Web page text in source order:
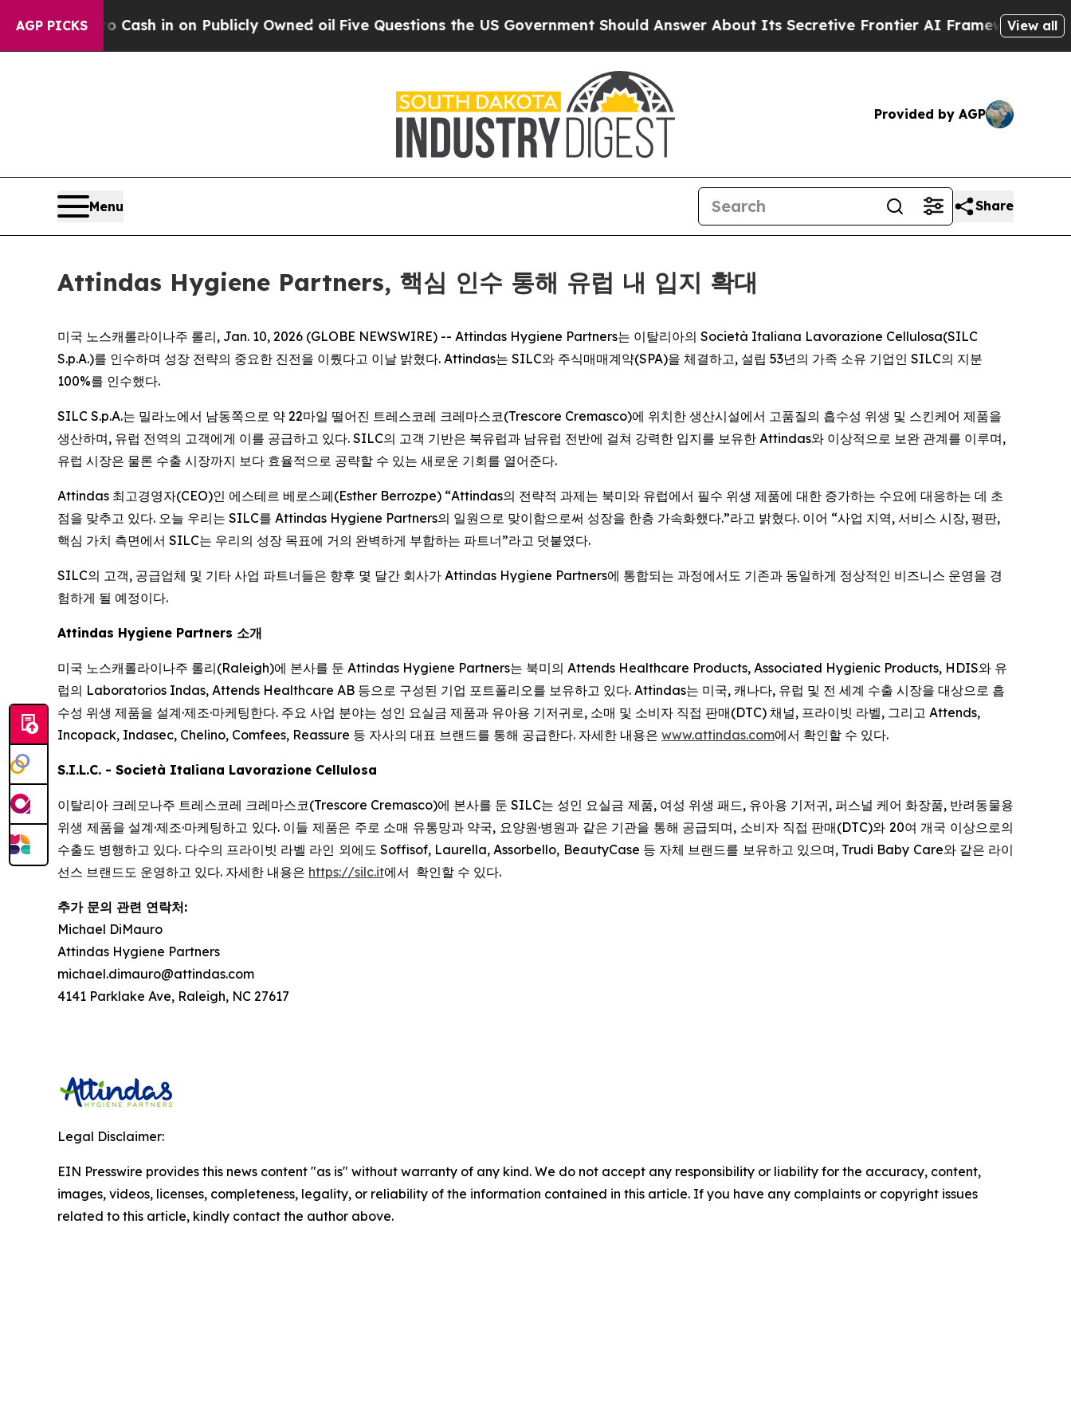
AGP PICKS
to Cash in on Publicly Owned oilFive Questions the US Government Should Answer About Its Secretive Frontier AI FrameworkTheView all
Provided by AGP
Menu Share
Attindas Hygiene Partners, 핵심 인수 통해 유럽 내 입지 확대
미국 노스캐롤라이나주 롤리, Jan. 10, 2026 (GLOBE NEWSWIRE) -- Attindas Hygiene Partners는 이탈리아의 Società Italiana Lavorazione Cellulosa(SILC
S.p.A.)를 인수하며 성장 전략의 중요한 진전을 이뤘다고 이날 밝혔다. Attindas는 SILC와 주식매매계약(SPA)을 체결하고, 설립 53년의 가족 소유 기업인 SILC의 지분
100%를 인수했다.
SILC S.p.A.는 밀라노에서 남동쪽으로 약 22마일 떨어진 트레스코레 크레마스코(Trescore Cremasco)에 위치한 생산시설에서 고품질의 흡수성 위생 및 스킨케어 제품을
생산하며, 유럽 전역의 고객에게 이를 공급하고 있다. SILC의 고객 기반은 북유럽과 남유럽 전반에 걸쳐 강력한 입지를 보유한 Attindas와 이상적으로 보완 관계를 이루며,
유럽 시장은 물론 수출 시장까지 보다 효율적으로 공략할 수 있는 새로운 기회를 열어준다.
Attindas 최고경영자(CEO)인 에스테르 베로스페(Esther Berrozpe) “Attindas의 전략적 과제는 북미와 유럽에서 필수 위생 제품에 대한 증가하는 수요에 대응하는 데 초
점을 맞추고 있다. 오늘 우리는 SILC를 Attindas Hygiene Partners의 일원으로 맞이함으로써 성장을 한층 가속화했다.”라고 밝혔다. 이어 “사업 지역, 서비스 시장, 평판,
핵심 가치 측면에서 SILC는 우리의 성장 목표에 거의 완벽하게 부합하는 파트너”라고 덧붙였다.
SILC의 고객, 공급업체 및 기타 사업 파트너들은 향후 몇 달간 회사가 Attindas Hygiene Partners에 통합되는 과정에서도 기존과 동일하게 정상적인 비즈니스 운영을 경
험하게 될 예정이다.
Attindas Hygiene Partners 소개
미국 노스캐롤라이나주 롤리(Raleigh)에 본사를 둔 Attindas Hygiene Partners는 북미의 Attends Healthcare Products, Associated Hygienic Products, HDIS와 유
럽의 Laboratorios Indas, Attends Healthcare AB 등으로 구성된 기업 포트폴리오를 보유하고 있다. Attindas는 미국, 캐나다, 유럽 및 전 세계 수출 시장을 대상으로 흡
수성 위생 제품을 설계·제조·마케팅한다. 주요 사업 분야는 성인 요실금 제품과 유아용 기저귀로, 소매 및 소비자 직접 판매(DTC) 채널, 프라이빗 라벨, 그리고 Attends,
Incopack, Indasec, Chelino, Comfees, Reassure 등 자사의 대표 브랜드를 통해 공급한다. 자세한 내용은 www.attindas.com에서 확인할 수 있다.
S.I.L.C. - Società Italiana Lavorazione Cellulosa
이탈리아 크레모나주 트레스코레 크레마스코(Trescore Cremasco)에 본사를 둔 SILC는 성인 요실금 제품, 여성 위생 패드, 유아용 기저귀, 퍼스널 케어 화장품, 반려동물용
위생 제품을 설계·제조·마케팅하고 있다. 이들 제품은 주로 소매 유통망과 약국, 요양원·병원과 같은 기관을 통해 공급되며, 소비자 직접 판매(DTC)와 20여 개국 이상으로의
수출도 병행하고 있다. 다수의 프라이빗 라벨 라인 외에도 Soffisof, Laurella, Assorbello, BeautyCase 등 자체 브랜드를 보유하고 있으며, Trudi Baby Care와 같은 라이
선스 브랜드도 운영하고 있다. 자세한 내용은 https://silc.it에서 확인할 수 있다.
추가 문의 관련 연락처:
Michael DiMauro
Attindas Hygiene Partners
michael.dimauro@attindas.com
4141 Parklake Ave, Raleigh, NC 27617
Legal Disclaimer:
EIN Presswire provides this news content "as is" without warranty of any kind. We do not accept any responsibility or liability for the accuracy, content,
images, videos, licenses, completeness, legality, or reliability of the information contained in this article. If you have any complaints or copyright issues
related to this article, kindly contact the author above.